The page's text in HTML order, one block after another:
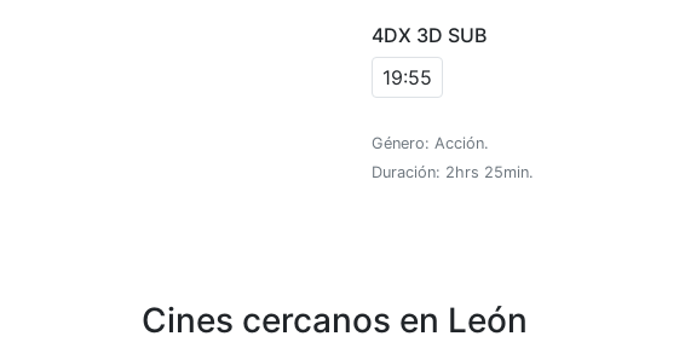
4DX 3D SUB
19:55
Género: Acción.
Duración: 2hrs 25min.
Cines cercanos en León